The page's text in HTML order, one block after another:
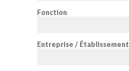
Fonction
Entreprise / Établissement